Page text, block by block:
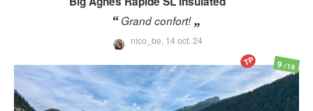
Grand confort!
nico_be, 14 oct. 24
9/10
TP